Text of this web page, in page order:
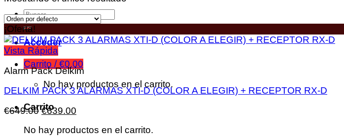
Acceder
Carrito /€0.00
No hay productos en el carrito.
Carrito
No hay productos en el carrito.
¡Oferta!
Vista Rápida
Alarm Pack Delkim
DELKIM PACK 3 ALARMAS XTI-D (COLOR A ELEGIR) + RECEPTOR RX-D
€649.00 €639.00